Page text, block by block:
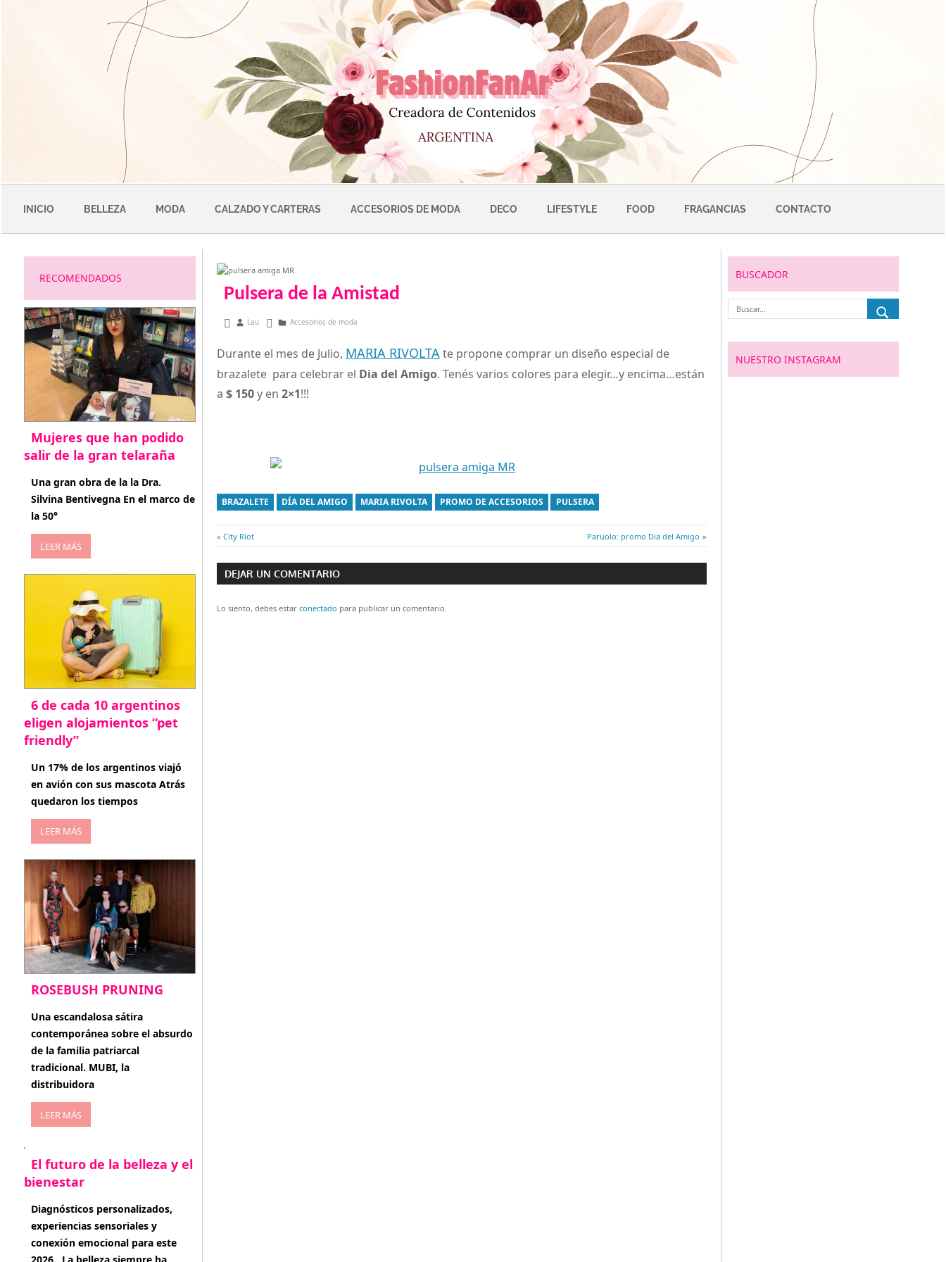
INICIO BELLEZA MODA CALZADO Y CARTERAS ACCESORIOS DE MODA DECO LIFESTYLE FOOD FRAGANCIAS CONTACTO
Pulsera de la Amistad
julio 10, 2013
Lau Accesorios de moda
Durante el mes de Julio, MARIA RIVOLTAte propone comprar un diseño especial de
brazalete para celebrar el Dia del Amigo. Tenés varios colores para elegir…y encima…están
a $ 150y en 2×1!!!
BRAZALETE DÍA DEL AMIGO MARIA RIVOLTA PROMO DE ACCESORIOS PULSERA
Navegación
de
entradas
Entrada
anterior:
City Riot
Entrada
siguiente:
Paruolo: promo Dia del Amigo
DEJAR UN COMENTARIO
Lo siento, debes estar conectado para publicar un comentario.
RECOMENDADOS
Mujeres que han podido
salir de la gran telaraña
abril 29, 2026
Una gran obra de la la Dra.
Silvina Bentivegna En el marco de
la 50°
LEER MÁS
6 de cada 10 argentinos
eligen alojamientos “pet
friendly”
abril 27, 2026
Un 17% de los argentinos viajó
en avión con sus mascota Atrás
quedaron los tiempos
LEER MÁS
ROSEBUSH PRUNING
enero 20, 2026
Una escandalosa sátira
contemporánea sobre el absurdo
de la familia patriarcal
tradicional. MUBI, la
distribuidora
LEER MÁS
El futuro de la belleza y el
bienestar
enero 15, 2026
Diagnósticos personalizados,
experiencias sensoriales y
conexión emocional para este
BUSCADOR
NUESTRO INSTAGRAM